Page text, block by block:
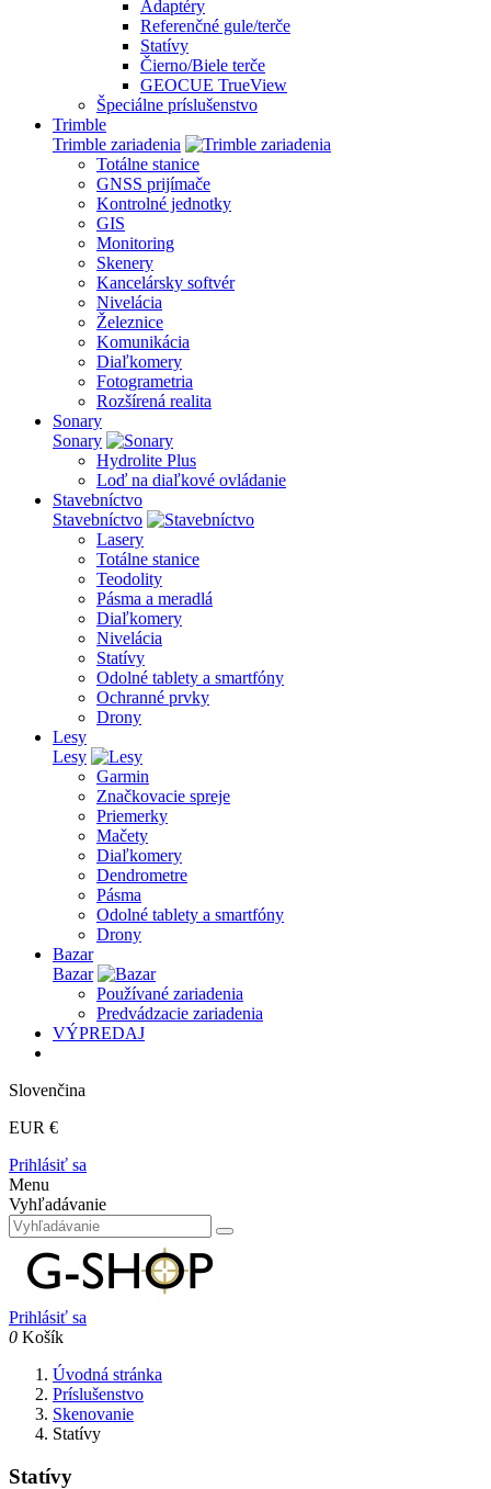
Adaptéry
Referenčné gule/terče
Statívy
Čierno/Biele terče
GEOCUE TrueView
Špeciálne príslušenstvo
Trimble
Trimble zariadenia
Totálne stanice
GNSS prijímače
Kontrolné jednotky
GIS
Monitoring
Skenery
Kancelársky softvér
Nivelácia
Železnice
Komunikácia
Diaľkomery
Fotogrametria
Rozšírená realita
Sonary
Sonary
Hydrolite Plus
Loď na diaľkové ovládanie
Stavebníctvo
Stavebníctvo
Lasery
Totálne stanice
Teodolity
Pásma a meradlá
Diaľkomery
Nivelácia
Statívy
Odolné tablety a smartfóny
Ochranné prvky
Drony
Lesy
Lesy
Garmin
Značkovacie spreje
Priemerky
Mačety
Diaľkomery
Dendrometre
Pásma
Odolné tablety a smartfóny
Drony
Bazar
Bazar
Používané zariadenia
Predvádzacie zariadenia
VÝPREDAJ
Slovenčina
EUR €
Prihlásiť sa
Menu
Vyhľadávanie
Prihlásiť sa
0 Košík
Úvodná stránka
Príslušenstvo
Skenovanie
Statívy
Statívy